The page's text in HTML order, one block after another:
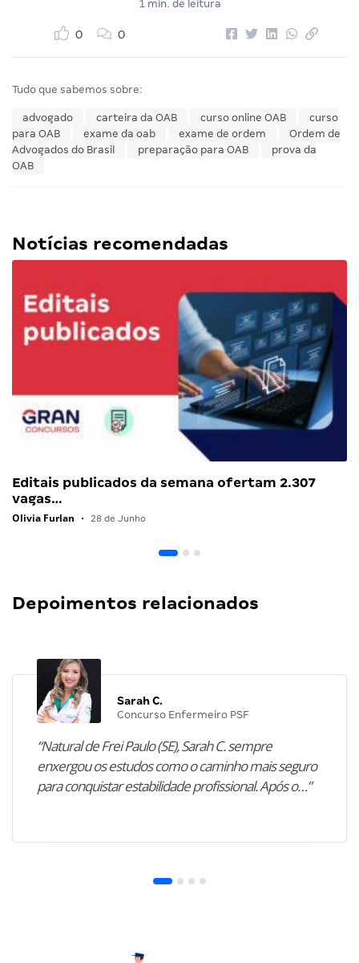
1 min. de leitura
0 0
Tudo que sabemos sobre:
advogado carteira da OAB curso online OAB
curso
para OAB
exame da oab exame de ordem
Ordem de
Advogados do Brasil
preparação para OAB
prova da
OAB
Notícias recomendadas
Editais publicados da semana ofertam 2.307
vagas…
Olivia Furlan • 28 de Junho
Depoimentos relacionados
Sarah C.
Concurso Enfermeiro PSF
“Natural de Frei Paulo (SE), Sarah C. sempre
enxergou os estudos como o caminho mais seguro
para conquistar estabilidade profissional. Após o…”